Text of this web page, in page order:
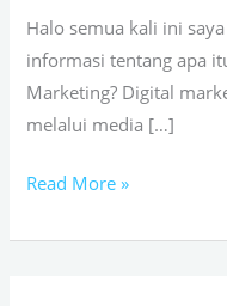
Halo semua kali ini
informasi tentang apa
Marketing? Digital
melalui media […]
Marketing?
Read More »